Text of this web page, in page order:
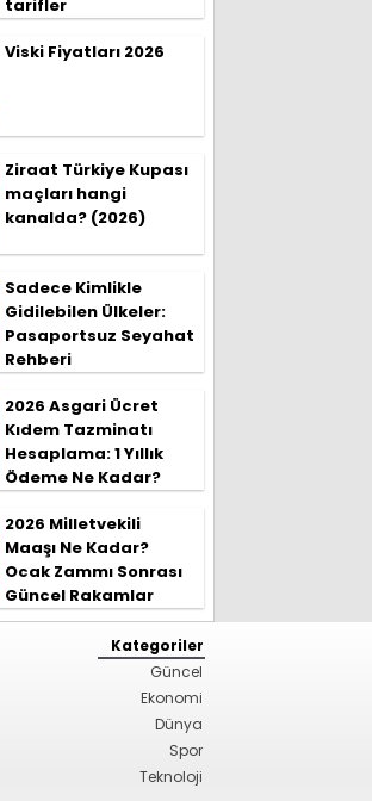
tarifler
Viski Fiyatları 2026
Ziraat Türkiye Kupası
maçları hangi
kanalda? (2026)
Sadece Kimlikle
Gidilebilen Ülkeler:
Pasaportsuz Seyahat
Rehberi
2026 Asgari Ücret
Kıdem Tazminatı
Hesaplama: 1 Yıllık
Ödeme Ne Kadar?
2026 Milletvekili
Maaşı Ne Kadar?
Ocak Zammı Sonrası
Güncel Rakamlar
Kategoriler
Güncel
Ekonomi
Dünya
Spor
Teknoloji